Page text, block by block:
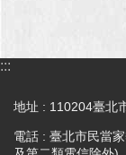
:::
地址 : 110204臺北
電話 : 臺北市民當